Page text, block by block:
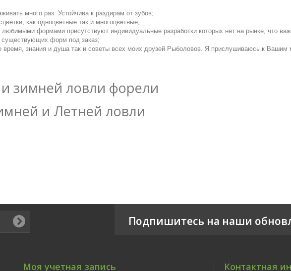
много раз. Устойчива к раздирам от зубов;
как одноцветные так и многоцветные;
формами присутствуют индивидуальные разработки которых нет на рынке, что
существующих форм под заказ;
время, знания и душа так и советы всех моих друзей Рыболовов. Я прислушиваюсь к Вашим
зимней ловли форели
и Летней ловли
Подпишитесь на наши
Моя учетная запись Контактная